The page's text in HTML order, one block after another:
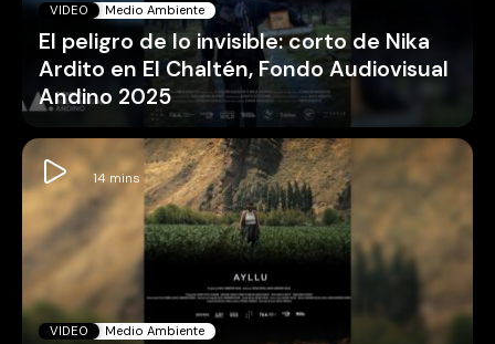
VIDEO Medio Ambiente
El peligro de lo invisible: corto de Nika
Ardito en El Chaltén, Fondo Audiovisual
Andino 2025
VIDEO Medio Ambiente